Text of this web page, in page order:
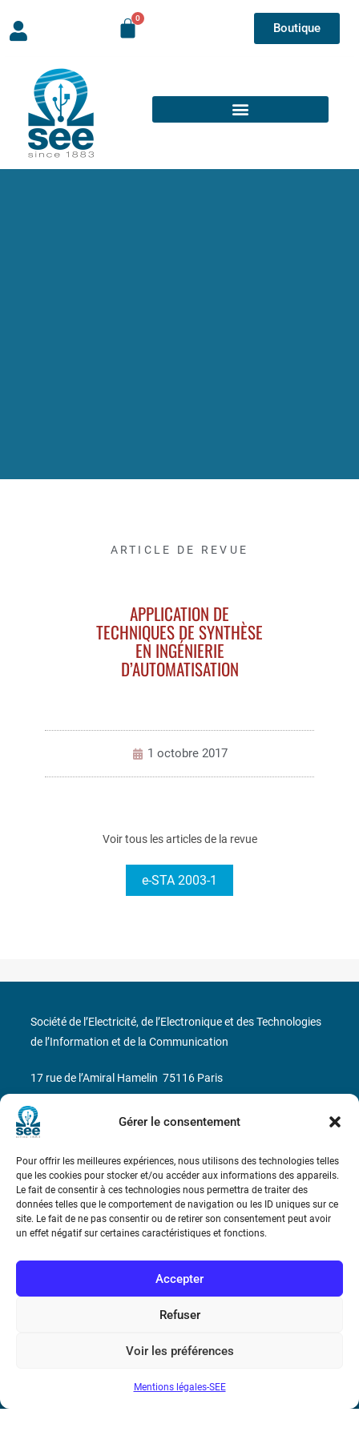
Gérer le consentement
Pour offrir les meilleures expériences, nous utilisons des technologies telles
que les cookies pour stocker et/ou accéder aux informations des appareils.
Le fait de consentir à ces technologies nous permettra de traiter des
données telles que le comportement de navigation ou les ID uniques sur ce
site. Le fait de ne pas consentir ou de retirer son consentement peut avoir
un effet négatif sur certaines caractéristiques et fonctions.
Accepter
Refuser
Voir les préférences
Mentions légales-SEE
Boutique
ARTICLE DE REVUE
APPLICATION DE
TECHNIQUES DE SYNTHÈSE
EN INGÉNIERIE
D’AUTOMATISATION
1 octobre 2017
Voir tous les articles de la revue
e-STA 2003-1
Bicentenaire des découvertes d’André-
Marie Ampère
Conditions Générales de Vente
Mentions légales
Société de l’Electricité, de l’Electronique et des Technologies
de l’Information et de la Communication
17 rue de l’Amiral Hamelin 75116 Paris
Métro : « Boissière » Ligne 6 et « Iéna » Ligne 9
N° de SIREN : 785 393 232, Code APE : 9412Z TVA intra-
communautaire : FR44 785 393 232